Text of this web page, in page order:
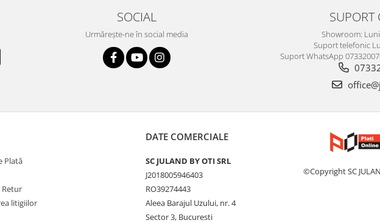
SOCIAL
Urmărește-ne în social media
SUPORT
Showroom:
Suport telefonic
Suport WhatsApp
Plată
Retur
litigiilor
DATE COMERCIALE
SC JULAND BY OTI SRL
J2018005946403
RO39274443
Aleea Barajul Uzului, nr. 4
Sector 3, Bucuresti
©Copyright SC